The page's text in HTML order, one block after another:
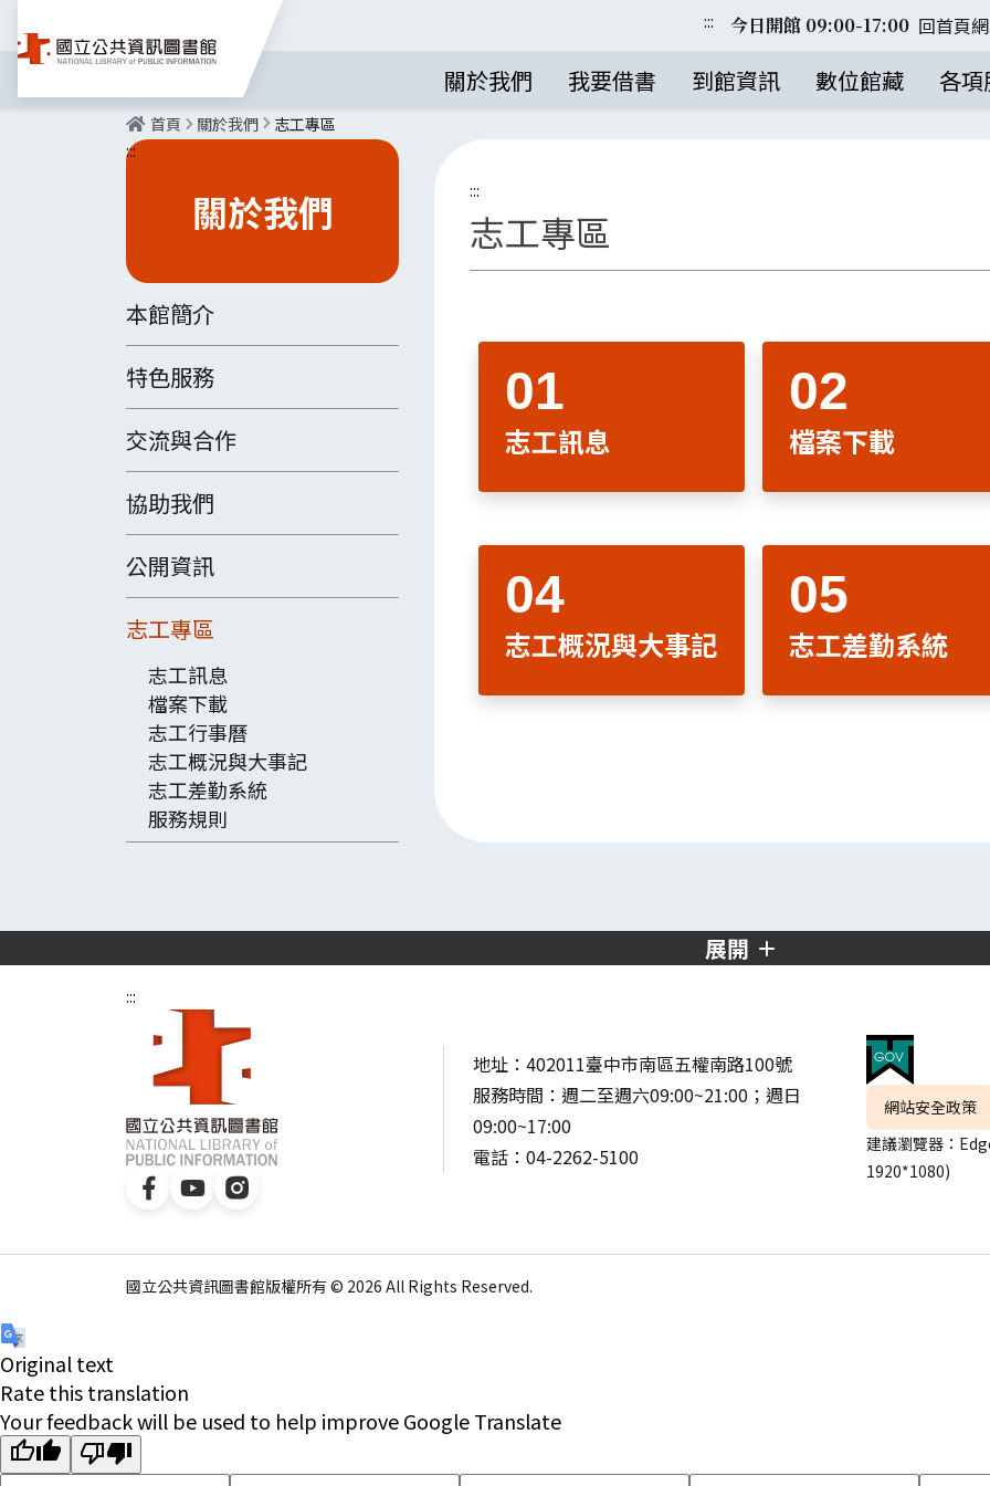
::: 今日開館 09:00-17:00 回首頁
關於我們 我要借書 到館資訊 數位館藏 各
首頁 關於我們
志工專區
:::
關於我們
本館簡介
特色服務
交流與合作
協助我們
公開資訊
志工專區
志工訊息
檔案下載
志工行事曆
志工概況與大事記
志工差勤系統
服務規則
:::
志工專區
志工訊息 檔案下載
志工概況與大事記 志工差勤系統
展開
:::
地址：402011臺中市南區五權南路100號
服務時間：週二至週六09:00~21:00；週日
09:00~17:00
電話：04-2262-5100
網站安全政策
建議瀏覽器：
1920*1080)
國立公共資訊圖書館版權所有 © 2026 All Rights Reserved.
Original text
Rate this translation
Your feedback will be used to help improve Google Translate